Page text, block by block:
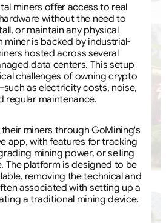
miners offer access to real
without the need to
or maintain any physical
miner is backed by industrial-
hosted across several
data centers. This setup
challenges of owning crypto
as electricity costs, noise,
regular maintenance.
their miners through GoMining's
app, with features for tracking
mining power, or selling
The platform is designed to be
removing the technical and
associated with setting up a
a traditional mining device.